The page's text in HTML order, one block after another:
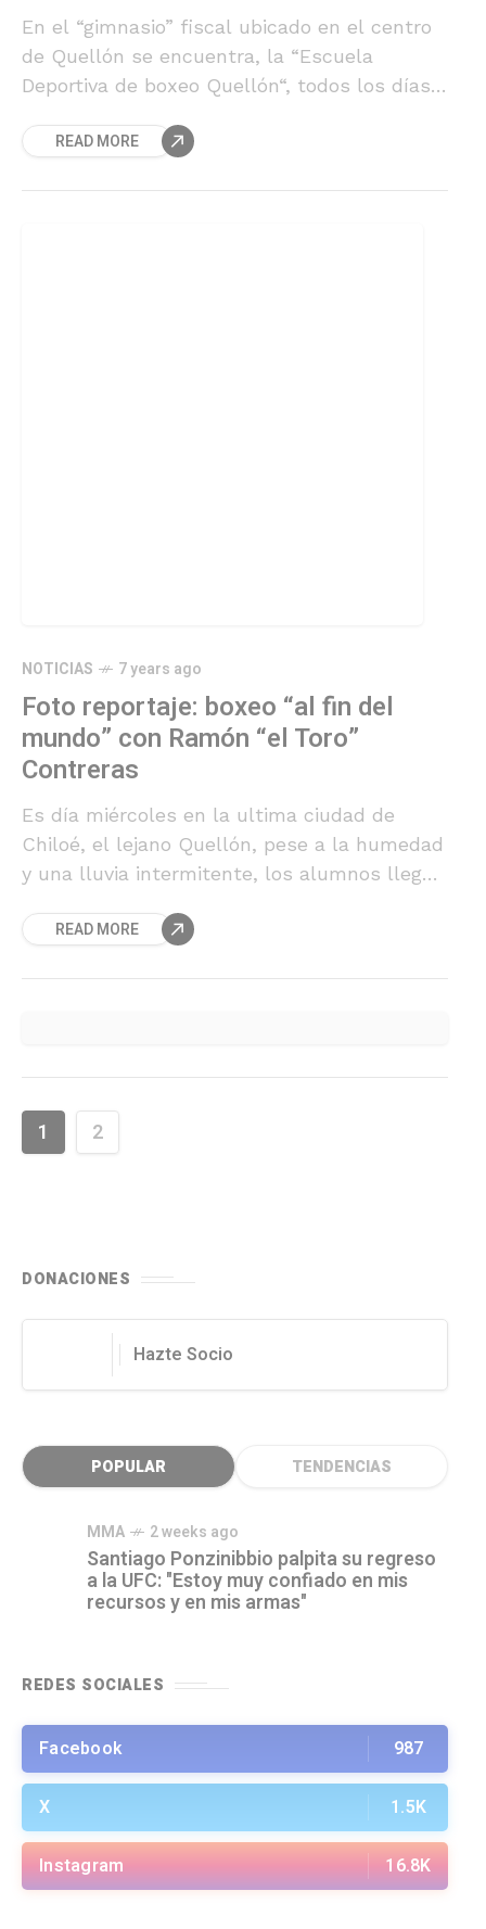
En el “gimnasio” fiscal ubicado en el centro
de Quellón se encuentra, la “Escuela
Deportiva de boxeo Quellón“, todos los días a
READ MORE
NOTICIAS 7 years ago
Foto reportaje: boxeo “al fin del
mundo” con Ramón “el Toro”
Contreras
Es día miércoles en la ultima ciudad de
Chiloé, el lejano Quellón, pese a la humedad
y una lluvia intermitente, los alumnos llegan
entrenamiento de Ramón Contreras, quien
READ MORE
1 2
DONACIONES
Hazte Socio
POPULAR TENDENCIAS
MMA 2 weeks ago
Santiago Ponzinibbio palpita su regreso
a la UFC: "Estoy muy confiado en mis
recursos y en mis armas"
REDES SOCIALES
Facebook 987
X 1.5K
Instagram 16.8K